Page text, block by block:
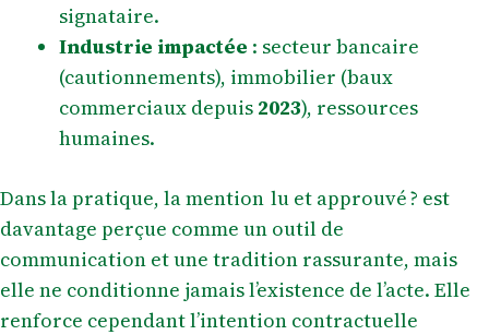
signataire.
Industrie impactée : secteur bancaire
(cautionnements), immobilier (baux
commerciaux depuis 2023), ressources
humaines.
Dans la pratique, la mention lu et approuvé ? est
davantage perçue comme un outil de
communication et une tradition rassurante, mais
elle ne conditionne jamais l’existence de l’acte. Elle
renforce cependant l’intention contractuelle